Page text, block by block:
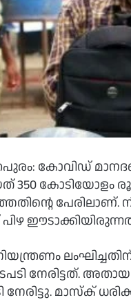
കോവിഡ്
350 കോടിയോളം
ലംഘിച്ചതിന്
നേരിട്ടത്.
നേരിട്ടു. മാസ്‌ക്